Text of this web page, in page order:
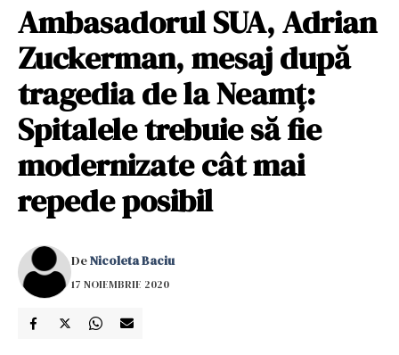
Ambasadorul SUA, Adrian
Zuckerman, mesaj după
tragedia de la Neamţ:
Spitalele trebuie să fie
modernizate cât mai
repede posibil
DeNicoleta Baciu
17 NOIEMBRIE 2020